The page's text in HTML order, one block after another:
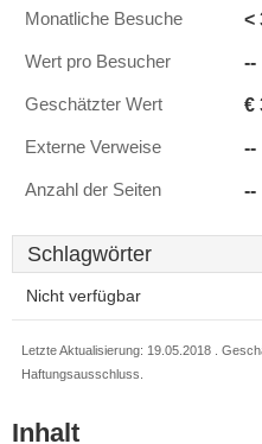
Monatliche Besuche <
Wert pro Besucher --
Geschätzter Wert €
Externe Verweise --
Anzahl der Seiten --
Schlagwörter
Nicht verfügbar
Letzte Aktualisierung: 19.05.2018 .
Haftungsausschluss.
Inhalt